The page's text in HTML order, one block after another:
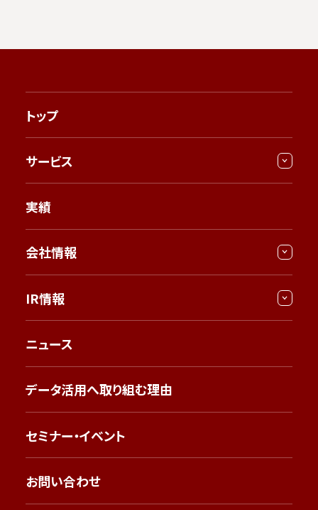
トップ
サービス
実績
会社情報
IR情報
ニュース
データ活用へ取り組む理由
セミナー・イベント
お問い合わせ